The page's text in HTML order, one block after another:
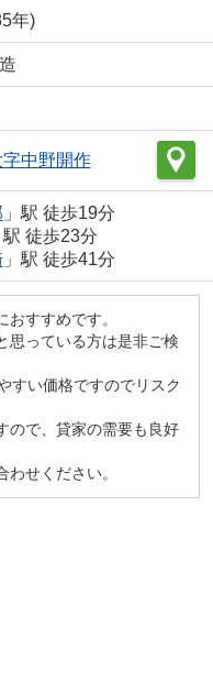
年)
中野開作
」駅 徒歩19分
徒歩23分
」駅 徒歩41分
すすめです。
思っている方は是非ご検
すい価格ですのでリスク
ので、貸家の需要も良好
せください。